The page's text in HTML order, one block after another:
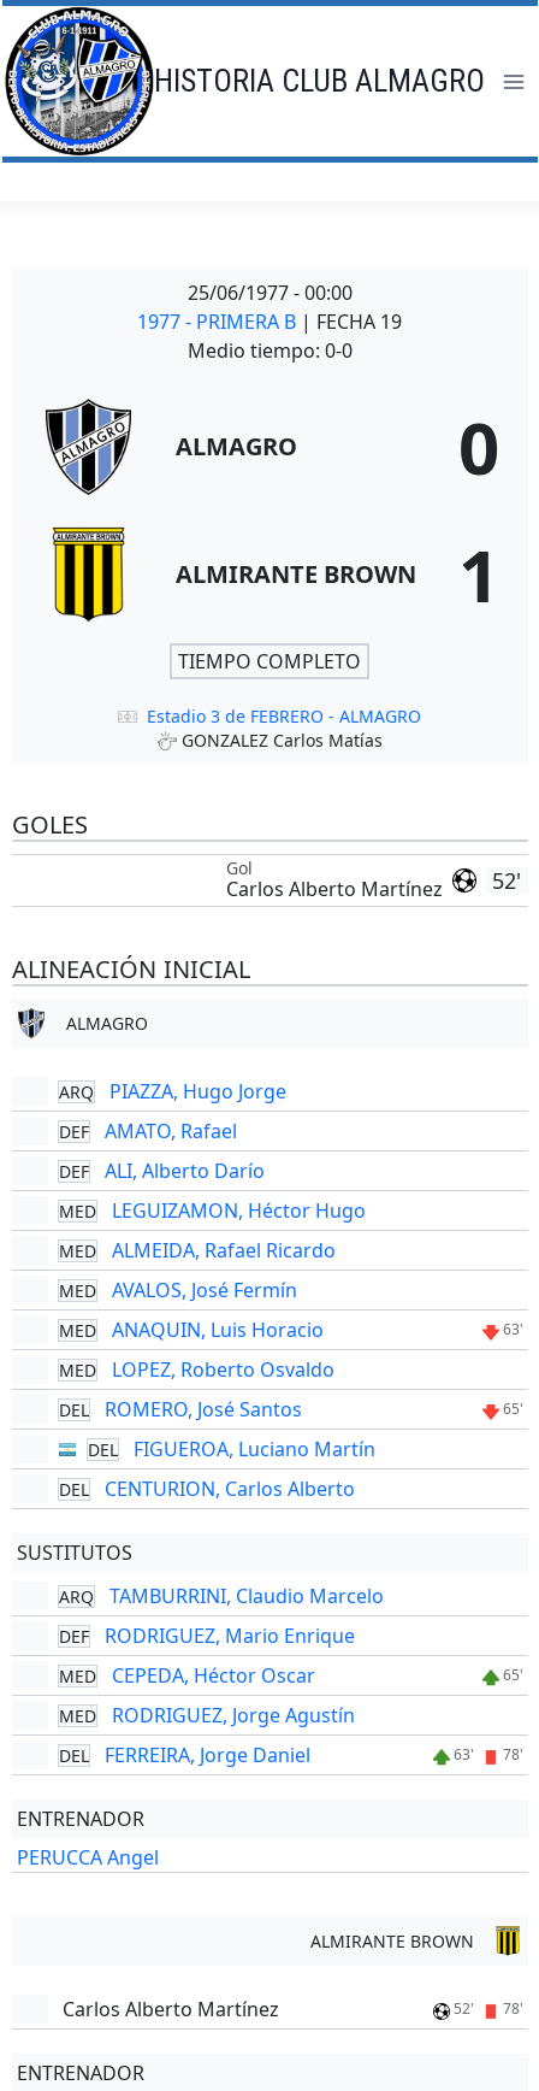
Saltar
al
contenido
HISTORIA CLUB ALMAGRO
25/06/1977 - 00:00
1977 - PRIMERA B | FECHA 19
Medio tiempo: 0-0
ALMAGRO 0
ALMIRANTE BROWN 1
TIEMPO COMPLETO
Estadio 3 de FEBRERO - ALMAGRO
GONZALEZ Carlos Matías
GOLES
52'
Gol
Carlos Alberto Martínez
ALINEACIÓN INICIAL
ALMAGRO
ARQ PIAZZA, Hugo Jorge
DEF AMATO, Rafael
DEF ALI, Alberto Darío
MED LEGUIZAMON, Héctor Hugo
MED ALMEIDA, Rafael Ricardo
MED AVALOS, José Fermín
MED ANAQUIN, Luis Horacio 63'
MED LOPEZ, Roberto Osvaldo
DEL ROMERO, José Santos 65'
DEL FIGUEROA, Luciano Martín
DEL CENTURION, Carlos Alberto
SUSTITUTOS
ARQ TAMBURRINI, Claudio Marcelo
DEF RODRIGUEZ, Mario Enrique
MED CEPEDA, Héctor Oscar 65'
MED RODRIGUEZ, Jorge Agustín
DEL FERREIRA, Jorge Daniel 63' 78'
ENTRENADOR
PERUCCA Angel
ALMIRANTE BROWN
Carlos Alberto Martínez 52' 78'
ENTRENADOR